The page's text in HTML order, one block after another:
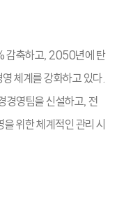
감축하고, 2050년에 탄
체계를 강화하고 있다.
영팀을 신설하고, 전
위한 체계적인 관리 시